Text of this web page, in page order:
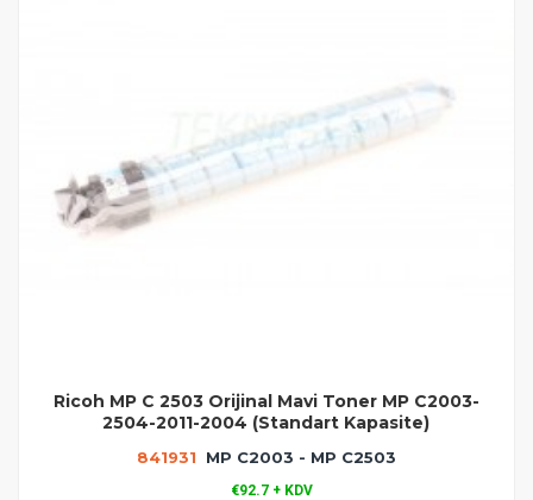
841931 MP C2003 - MP C2503
Ricoh MP C 2503 Orijinal Mavi Toner MP C2003-
2504-2011-2004 (Standart Kapasite)
€92.7 + KDV